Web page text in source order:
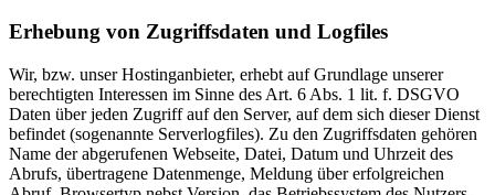
Erhebung von Zugriffsdaten und Logfiles
Wir, bzw. unser Hostinganbieter, erhebt auf Grundlage unserer
berechtigten Interessen im Sinne des Art. 6 Abs. 1 lit. f. DSGVO
Daten über jeden Zugriff auf den Server, auf dem sich dieser Dienst
befindet (sogenannte Serverlogfiles). Zu den Zugriffsdaten gehören
Name der abgerufenen Webseite, Datei, Datum und Uhrzeit des
Abrufs, übertragene Datenmenge, Meldung über erfolgreichen